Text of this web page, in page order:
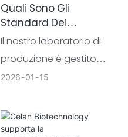
amichevoli su termini
Quali Sono Gli
Standard Dei
Laboratori Di
Produzione E Delle
Attrezzature Presso
Gelan Biotechnology?
Fabbrica?
Il nostro laboratorio di
produzione è gestito
secondo lo standard
grado 100.000, che
soddisfa i requisiti di
2026 01 15